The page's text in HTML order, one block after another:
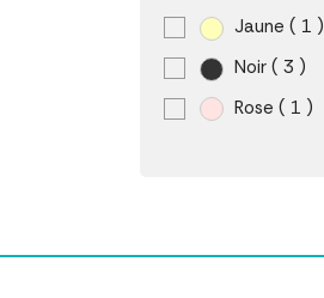
Jaune ( 1 )
Noir ( 3 )
Rose ( 1 )